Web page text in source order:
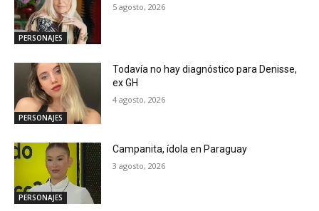
PERSONAJES
5 agosto, 2026
PERSONAJES
Todavía no hay diagnóstico para Denisse,
ex GH
4 agosto, 2026
PERSONAJES
Campanita, ídola en Paraguay
3 agosto, 2026